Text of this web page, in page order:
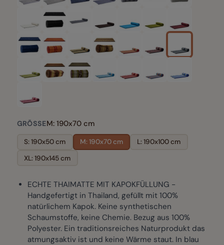
GRÖSSEM: 190x70 cm
S: 190x50 cm M: 190x70 cm
L: 190x100 cm
XL: 190x145 cm
ECHTE THAIMATTE MIT KAPOKFÜLLUNG -
Handgefertigt in Thailand, gefüllt mit 100%
natürlichem Kapok. Keine synthetischen
Schaumstoffe, keine Chemie. Bezug aus 100%
Polyester. Ein traditionsreiches Naturprodukt das
atmungsaktiv ist und keine Wärme staut. In blau